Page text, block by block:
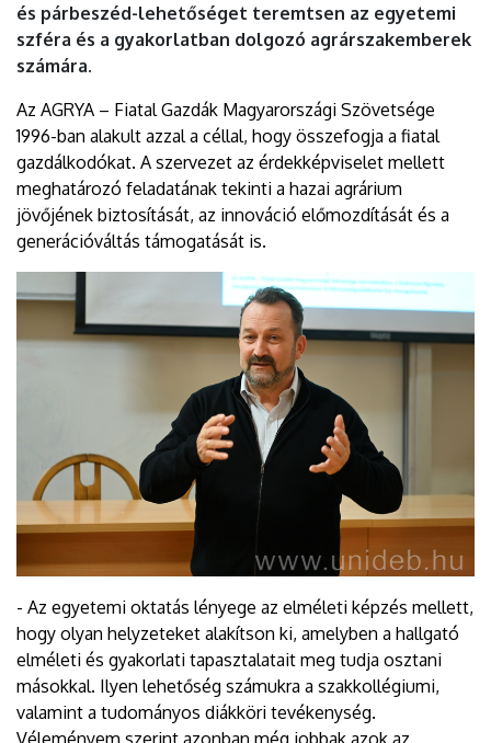
és párbeszéd-lehetőséget teremtsen az egyetemi
szféra és a gyakorlatban dolgozó agrárszakemberek
számára.
Az AGRYA – Fiatal Gazdák Magyarországi Szövetsége
1996-ban alakult azzal a céllal, hogy összefogja a fiatal
gazdálkodókat. A szervezet az érdekképviselet mellett
meghatározó feladatának tekinti a hazai agrárium
jövőjének biztosítását, az innováció előmozdítását és a
generációváltás támogatását is.
- Az egyetemi oktatás lényege az elméleti képzés mellett,
hogy olyan helyzeteket alakítson ki, amelyben a hallgató
elméleti és gyakorlati tapasztalatait meg tudja osztani
másokkal. Ilyen lehetőség számukra a szakkollégiumi,
valamint a tudományos diákköri tevékenység.